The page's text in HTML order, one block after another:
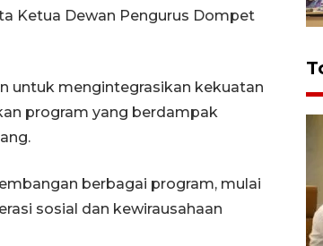
Ketua Dewan Pengurus Dompet
untuk mengintegrasikan kekuatan
program yang berdampak
berbagai program, mulai
sosial dan kewirausahaan